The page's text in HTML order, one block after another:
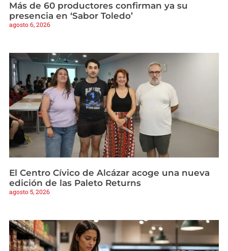
Más de 60 productores confirman ya su
presencia en ‘Sabor Toledo’
agosto 6, 2026
El Centro Cívico de Alcázar acoge una nueva
edición de las Paleto Returns
agosto 5, 2026